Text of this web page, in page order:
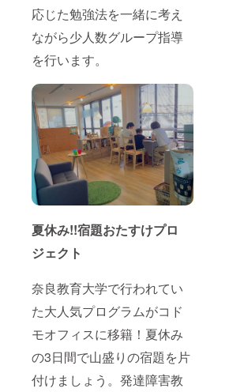
応じた勉強法を一緒に考え
ながら少人数グループ指導
を行います。
夏休み!!宿題おたすけプロ
ジェクト
奈良教育大学で行われてい
た大人気プログラムがコド
モオフィスに移籍！夏休み
の3日間で山盛りの宿題を片
付けましょう。発達障害教